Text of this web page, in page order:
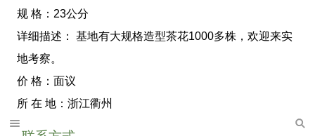
规 格：23公分
详细描述： 基地有大规格造型茶花1000多株，欢迎来实
地考察。
价 格：面议
所 在 地：浙江衢州